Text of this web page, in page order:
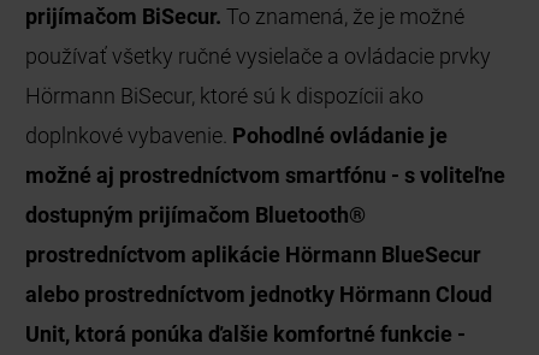
prijímačom BiSecur. To znamená, že je možné
používať všetky ručné vysielače a ovládacie prvky
Hörmann BiSecur, ktoré sú k dispozícii ako
doplnkové vybavenie. Pohodlné ovládanie je
možné aj prostredníctvom smartfónu - s voliteľne
dostupným prijímačom Bluetooth®
prostredníctvom aplikácie Hörmann BlueSecur
alebo prostredníctvom jednotky Hörmann Cloud
Unit, ktorá ponúka ďalšie komfortné funkcie -